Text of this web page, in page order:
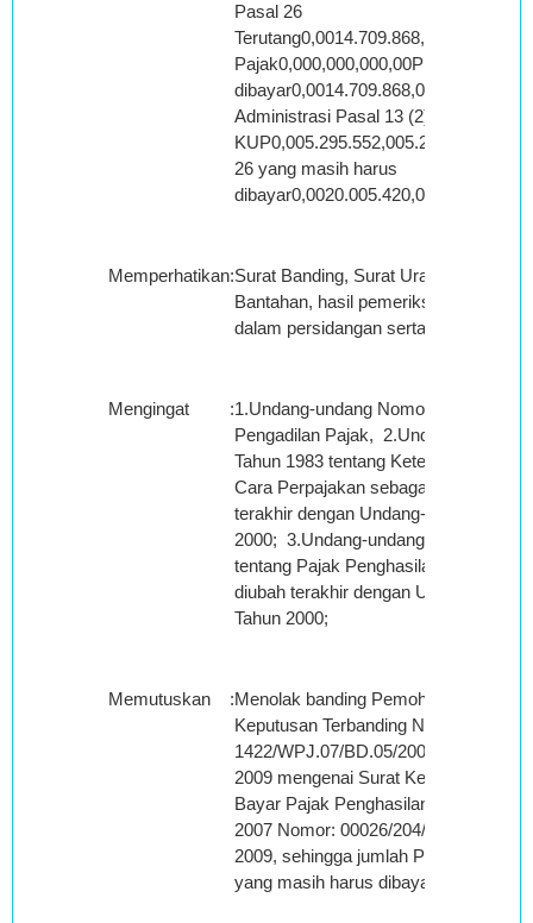
Pasal 26
Pajak0,000,000,000,00PPh Pasal 26
Administrasi Pasal 13 (2)
26 yang masih harus
Memperhatikan:Surat Banding, Surat Uraian Banding,
Bantahan, hasil pemeriksaan dan
dalam persidangan serta kesimpulan
Mengingat :1.Undang-undang Nomor 14 Tahun
Pengadilan Pajak, 2.Undang-undang
Tahun 1983 tentang Ketentuan Umum
Cara Perpajakan sebagaimana telah
terakhir dengan Undang-undang
2000; 3.Undang-undang Nomor 7
tentang Pajak Penghasilan
diubah terakhir dengan Undang-
Tahun 2000;
Memutuskan :Menolak banding Pemohon Banding
Keputusan Terbanding Nomor: KEP-
1422/WPJ.07/BD.05/2009 tanggal 29
2009 mengenai Surat Ketetapan
Bayar Pajak Penghasilan Pasal 26
2007 Nomor: 00026/204/07/056/09
2009, sehingga jumlah Pajak
yang masih harus dibayar menjadi: